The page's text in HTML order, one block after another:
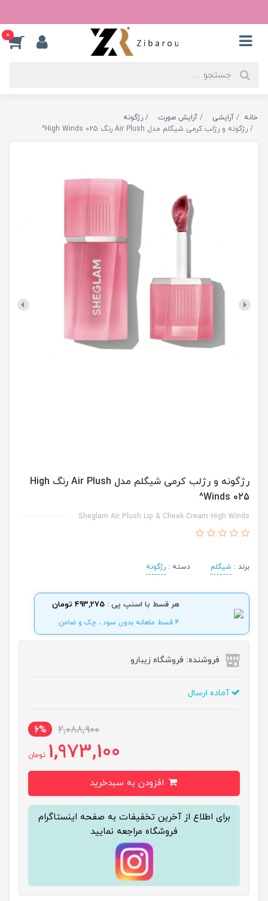
0
خانه آرایشی آرایش صورت
رژگونه
رژگونه و رژلب کرمی شیگلم مدل Air Plush رنگ High Winds 025^
رژگونه و رژلب کرمی شیگلم مدل Air Plush رنگ High
Winds 025^
Sheglam Air Plush Lip & Cheek Cream-High Winds
برند : شیگلم دسته : رژگونه
هر قسط با اسنپ پی : 493,275 تومان
4 قسط ماهانه بدون سود ، چک و ضامن .
فروشنده: فروشگاه زیبارو
آماده ارسال
2,088,900
6%
1,973,100 تومان
برای اطلاع از آخرین تخفیفات به صفحه اینستاگرام
فروشگاه مراجعه نمایید